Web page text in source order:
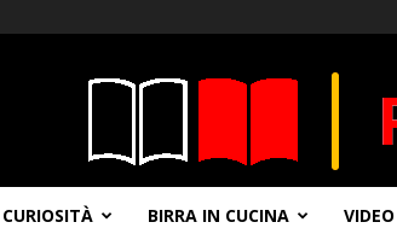
CURIOSITÀ BIRRA IN CUCINA VIDEO